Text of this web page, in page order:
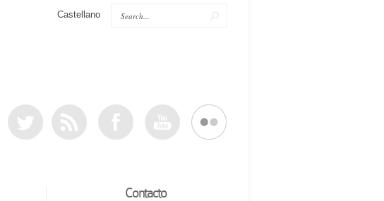
Castellano
Contacto